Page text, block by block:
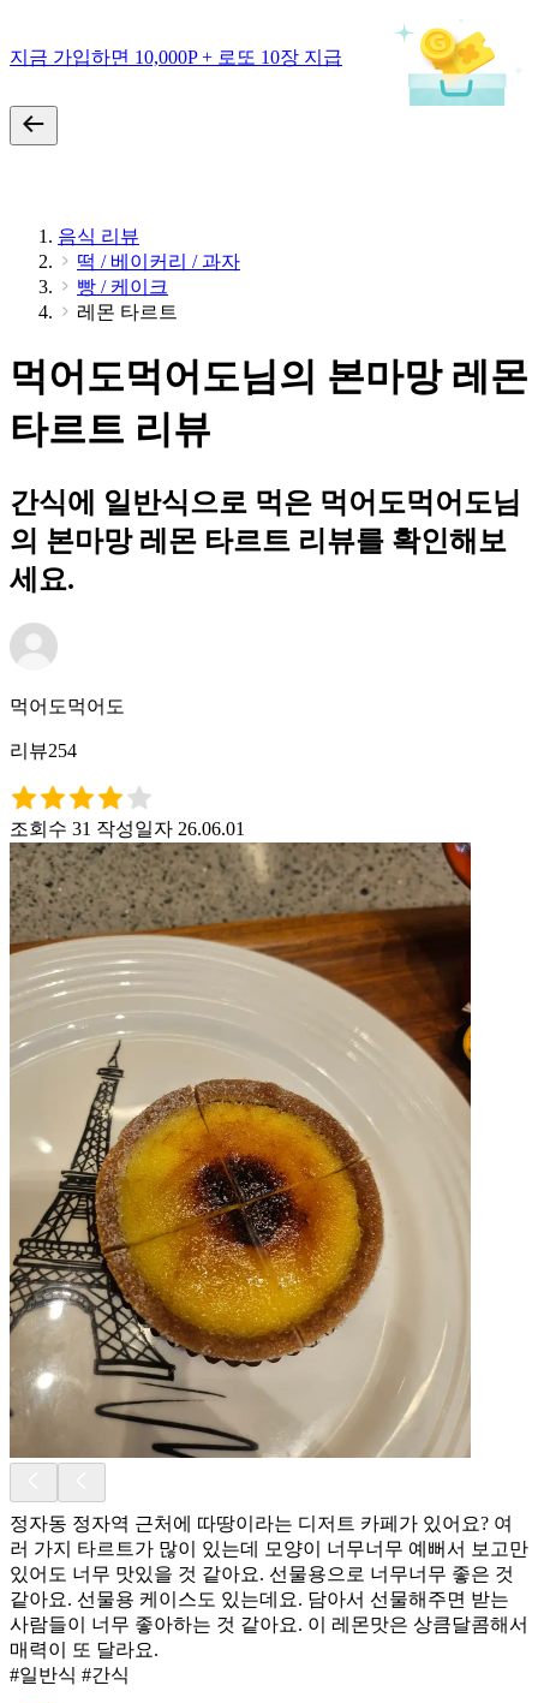
지금 가입하면 10,000P + 로또 10장 지급
음식 리뷰
떡 / 베이커리 / 과자
빵 / 케이크
레몬 타르트
먹어도먹어도님의 본마망 레몬
타르트 리뷰
간식에 일반식으로 먹은 먹어도먹어도님
의 본마망 레몬 타르트 리뷰를 확인해보
세요.
먹어도먹어도
리뷰254
조회수 31 작성일자 26.06.01
정자동 정자역 근처에 따땅이라는 디저트 카페가 있어요? 여
러 가지 타르트가 많이 있는데 모양이 너무너무 예뻐서 보고만
있어도 너무 맛있을 것 같아요. 선물용으로 너무너무 좋은 것
같아요. 선물용 케이스도 있는데요. 담아서 선물해주면 받는
사람들이 너무 좋아하는 것 같아요. 이 레몬맛은 상큼달콤해서
매력이 또 달라요.
#일반식 #간식